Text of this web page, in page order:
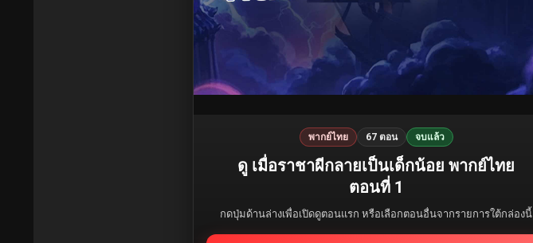
พากย์ไทย 67 ตอน จบแล้ว
ดู เมื่อราชาผีกลายเป็นเด็กน้อย พากย์ไทย
ตอนที่ 1
กดปุ่มด้านล่างเพื่อเปิดดูตอนแรก หรือเลือกตอนอื่นจากรายการใต้กล่องนี้